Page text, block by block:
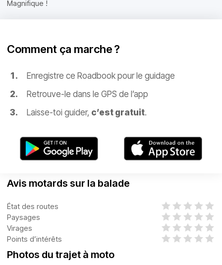
Magnifique !
Comment ça marche ?
Enregistre ce Roadbook pour le guidage
Retrouve-le dans le GPS de l’app
Laisse-toi guider, c’est gratuit.
Avis motards sur la balade
État des routes
Paysages
Virages
Points d’intérêts
Photos du trajet à moto